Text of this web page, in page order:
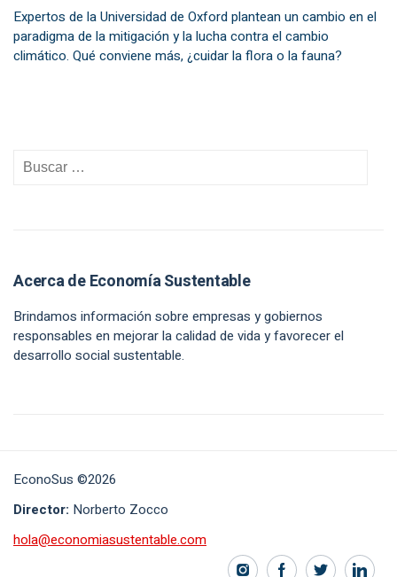
Expertos de la Universidad de Oxford plantean un cambio en el
paradigma de la mitigación y la lucha contra el cambio
climático. Qué conviene más, ¿cuidar la flora o la fauna?
Acerca de Economía Sustentable
Brindamos información sobre empresas y gobiernos
responsables en mejorar la calidad de vida y favorecer el
desarrollo social sustentable.
EconoSus ©2026
Director: Norberto Zocco
hola@economiasustentable.com